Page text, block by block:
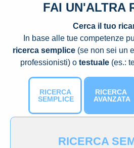
FAI UN'ALTRA
Cerca il tuo
In base alle tue competenze
ricerca semplice (se non sei un
professionisti) o testuale (es.:
RICERCA
SEMPLICE
RICERCA
AVANZATA
RICERCA